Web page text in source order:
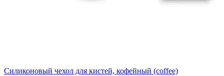
Силиконовый чехол для кистей, кофейный (coffee)